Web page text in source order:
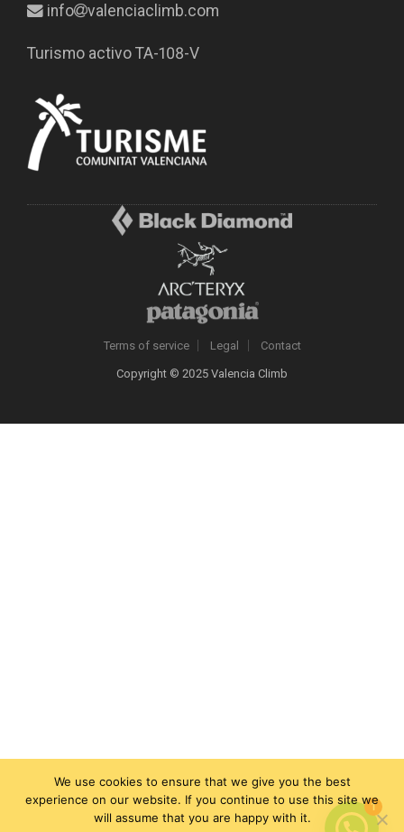
info
valenciaclimb.com
Turismo activo TA-108-V
Terms of service Legal Contact
Copyright © 2025 Valencia Climb
1
We use cookies to ensure that we give you the best
experience on our website. If you continue to use this site we
will assume that you are happy with it.